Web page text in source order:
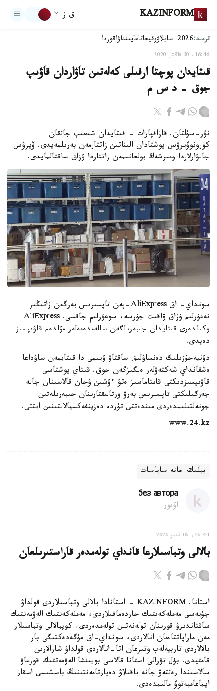
KAZINFORM ق ز
ترەند:2026-سايلاۋ وقيعاتاعايىنداۋاقوردا
16:46, 30 قاڭتار 2020
قىتايدان پوچتا ارقىلى كەلەتىن تاۋاردان قاۋىپ
جوق – د س م
نۇر-سۇلتان. قازاقپارات - قىتايدان شىعىپ جاتقان
كورونوۆيرۋس پوشتادان الىناتىن زاتتارمەن بەرىلمەيدى. ۆيرۋس
جانۋارلاردا ومىرشەڭ بولعانىمەن زاتتاردا ۇزاق ساقتالمايدى.
سونداي- اق AliExpress-پەن تاپسىرىس بەرگەن زاتىڭىز
نەعۇرلىم ۇزاق ۋاقىت جۇرسە، سوعۇرلىم جاقسى. AliExpress
وكىلدەرى قىتايدان جىبەرىلگەن سالەمدەمەلەر مۇلدەم قاۋىپسىز
دەيدى.
دۇنيەجۇزىلىك دەنساۋلىق ساقتاۋ ۇيىمى دا قىتايمەن ساۋداعا
ەشقانداي شەكتەۋلەر ەنگىزگەن جوق. قىتاي پوشتاسى
قاۋىپسىزدىكتى قامتاماسىز ەتۋ ءۇشىن ۋحان قالاسىنان جانە
جەرگىلىكتى تاپسىرىس بەرۋ ورتالىقتارىنان جىبەرىلەتىن
جونەلتىلىمدەردى مىندەتتى تۇردە دەزينفەكسيالايتىنىن ايتتى.
www.24.kz
بيلىك جانە ساياسات
без автора
اۆتور
16:44, 06 تامىز 2026
بالالى وتباسىلارعا قانداي تولەمدەر قاراستىرىلعان
استانا. KAZINFORM - استانادا بالالى وتباسىلاردى قولداۋ
جۇيەسى مەملەكەتتىك جاردەماقىلاردى، مەملەكەتتىك الەۋمەتتىك
ساقتاندىرۋ قورىنان تولەنەتىن تولەمدەردى، كوپبالالى وتباسىلار
مەن ماراپاتتالعان انالاردى، سونداي-اق مۇگەدەكتىگى بار
بالالاردى تاربيەلەپ وتىرعان اتا-انالاردى قولداۋ شارالارىن
قامتيدى. بۇل تۋرالى استانا قالاسى بويىنشا الەۋمەتتىك قورعاۋ
سالاسىندا رەتتەۋ جانە باقىلاۋ دەپارتامەنتىنىڭ باسشىسى اسقار
ايماعامبەتوۆ مالىمدەدى.